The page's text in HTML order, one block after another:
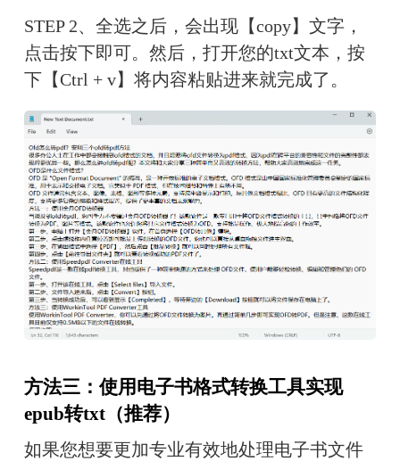
STEP 2、全选之后，会出现【copy】文字，
点击按下即可。然后，打开您的txt文本，按
下【Ctrl + v】将内容粘贴进来就完成了。
方法三：使用电子书格式转换工具实现
epub转txt（推荐）
如果您想要更加专业有效地处理电子书文件